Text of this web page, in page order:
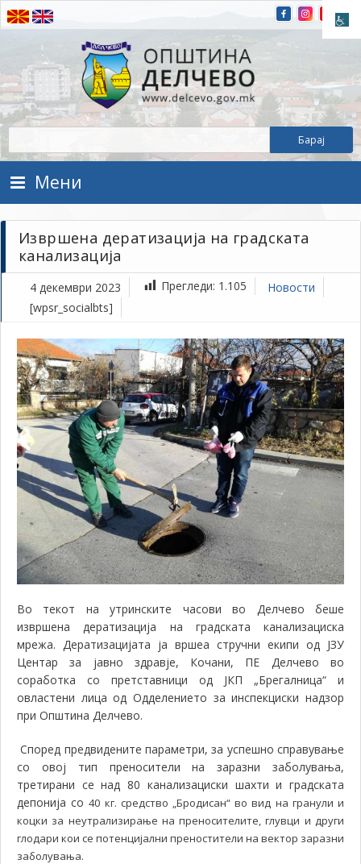
Прескокнете на содржината
Општина Делчево
Општина Делчево
Мени
Извршена дератизација на градската
канализација
4 декември 2023 Прегледи: 1.105
Новости
[wpsr_socialbts]
Во текот на утринските часови во Делчево беше
извршена дератизација на градската канализациска
мрежа. Дератизацијата ја вршеа стручни екипи од ЈЗУ
Центар за јавно здравје, Кочани, ПЕ Делчево во
соработка со претставници од ЈКП „Брегалница“ и
овластени лица од Одделението за инспекциски надзор
при Општина Делчево.
Според предвидените параметри, за успешно справување
со овој тип преносители на заразни заболувања,
третирани се над 80 канализациски шахти и градската
депонија со40 кг. средство „Бродисан“ во вид на гранули и
коцки за неутрализирање на преносителите, глувци и други
глодари кои се потенцијални преностители на вектор заразни
заболувања.